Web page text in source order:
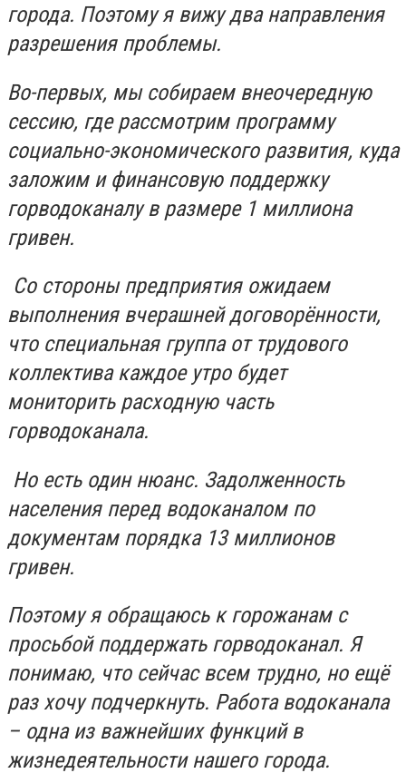
города. Поэтому я вижу два направления
разрешения проблемы.
Во-первых, мы собираем внеочередную
сессию, где рассмотрим программу
социально-экономического развития, куда
заложим и финансовую поддержку
горводоканалу в размере 1 миллиона
гривен.
Со стороны предприятия ожидаем
выполнения вчерашней договорённости,
что специальная группа от трудового
коллектива каждое утро будет
мониторить расходную часть
горводоканала.
Но есть один нюанс. Задолженность
населения перед водоканалом по
документам порядка 13 миллионов
гривен.
Поэтому я обращаюсь к горожанам с
просьбой поддержать горводоканал. Я
понимаю, что сейчас всем трудно, но ещё
раз хочу подчеркнуть. Работа водоканала
– одна из важнейших функций в
жизнедеятельности нашего города.